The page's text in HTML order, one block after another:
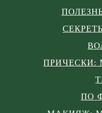
ПРИЧЕСКИ:
ПО